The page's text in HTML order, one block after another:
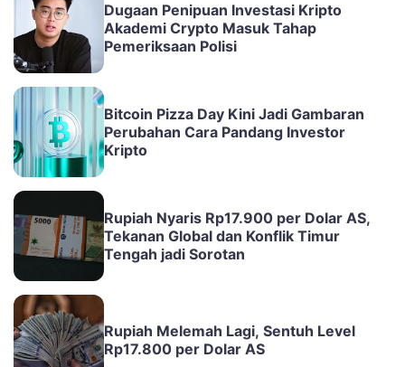
Dugaan Penipuan Investasi Kripto
Akademi Crypto Masuk Tahap
Pemeriksaan Polisi
Bitcoin Pizza Day Kini Jadi Gambaran
Perubahan Cara Pandang Investor
Kripto
Rupiah Nyaris Rp17.900 per Dolar AS,
Tekanan Global dan Konflik Timur
Tengah jadi Sorotan
Rupiah Melemah Lagi, Sentuh Level
Rp17.800 per Dolar AS